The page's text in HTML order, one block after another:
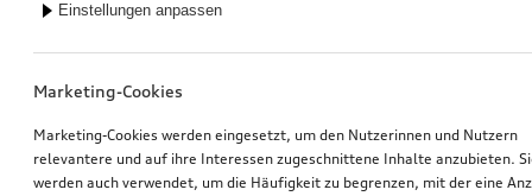
Einstellungen anpassen
Marketing-Cookies
Marketing-Cookies werden eingesetzt, um den Nutzerinnen und Nutzern
relevantere und auf ihre Interessen zugeschnittene Inhalte anzubieten.
werden auch verwendet, um die Häufigkeit zu begrenzen, mit der eine